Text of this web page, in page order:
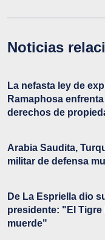
Noticias
La nefasta ley de
Ramaphosa
derechos de
Arabia Saudita,
militar de defensa
De La Espriella dio
presidente: "El
muerde"